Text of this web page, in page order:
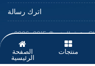
اترك رسالة
حقوق النشر © 2015-2026 GUANGZHOU HONGLING ELECTRIC HEATING
الصفحة
الرئيسية
منتجات